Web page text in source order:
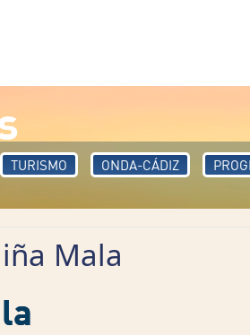
TURISMO ONDA-CÁDIZ
Mala